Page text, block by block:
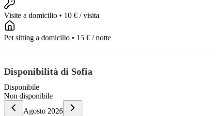
Visite a domicilio • 10 € / visita
Pet sitting a domicilio • 15 € / notte
Disponibilità di Sofia
Disponibile
Non disponibile
Agosto 2026